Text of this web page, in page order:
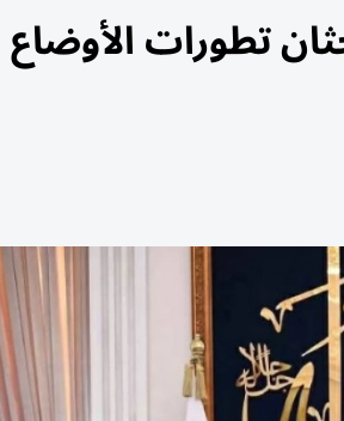
تطورات الأوضاع